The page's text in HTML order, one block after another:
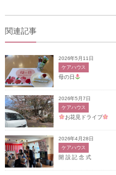
関連記事
2026年5月11日
ケアハウス
母の日
2026年5月7日
ケアハウス
お花見ドライブ
2026年4月28日
ケアハウス
開 設 記 念 式